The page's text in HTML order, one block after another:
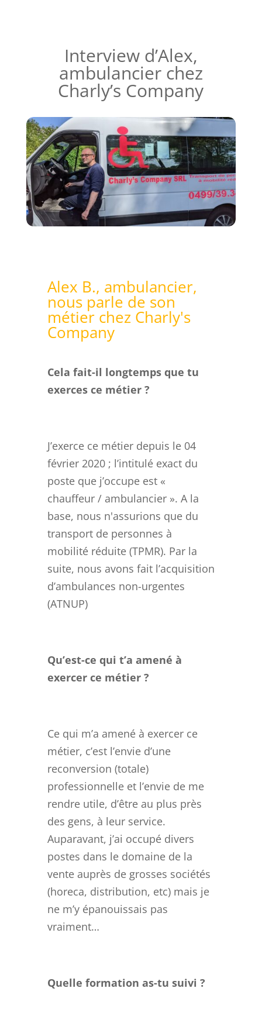
Interview d’Alex,
ambulancier chez
Charly’s Company
Alex B., ambulancier,
nous parle de son
métier chez Charly's
Company
Cela fait-il longtemps que tu
exerces ce métier ?
J’exerce ce métier depuis le 04
février 2020 ; l’intitulé exact du
poste que j’occupe est «
chauffeur / ambulancier ». A la
base, nous n'assurions que du
transport de personnes à
mobilité réduite (TPMR). Par la
suite, nous avons fait l’acquisition
d’ambulances non-urgentes
(ATNUP)
Qu’est-ce qui t’a amené à
exercer ce métier ?
Ce qui m’a amené à exercer ce
métier, c’est l’envie d’une
reconversion (totale)
professionnelle et l’envie de me
rendre utile, d’être au plus près
des gens, à leur service.
Auparavant, j’ai occupé divers
postes dans le domaine de la
vente auprès de grosses sociétés
(horeca, distribution, etc) mais je
ne m’y épanouissais pas
vraiment…
Quelle formation as-tu suivi ?